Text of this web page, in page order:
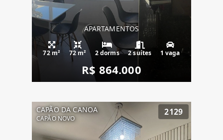
APARTAMENTOS
72 m² 72 m² 2 dorms 2 suítes 1 vaga
R$ 864.000
CAPÃO DA CANOA
CAPÃO NOVO
2129